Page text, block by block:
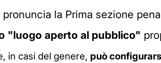
pronuncia la Prima sezione
"luogo aperto al pubblico"
in casi del genere, può